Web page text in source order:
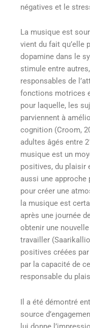
négatives et le
La musique est
vient du fait qu’elle
dopamine dans le
stimule entre
responsables de
fonctions motrices
pour laquelle, les
parviennent à
cognition (Croom,
adultes âgés entre
musique est un
positives, du plaisir
aussi une approche
pour créer une
la musique est
après une journée
obtenir une
travailler
positives créées
par la capacité de
responsable du
Il a été démontré
source